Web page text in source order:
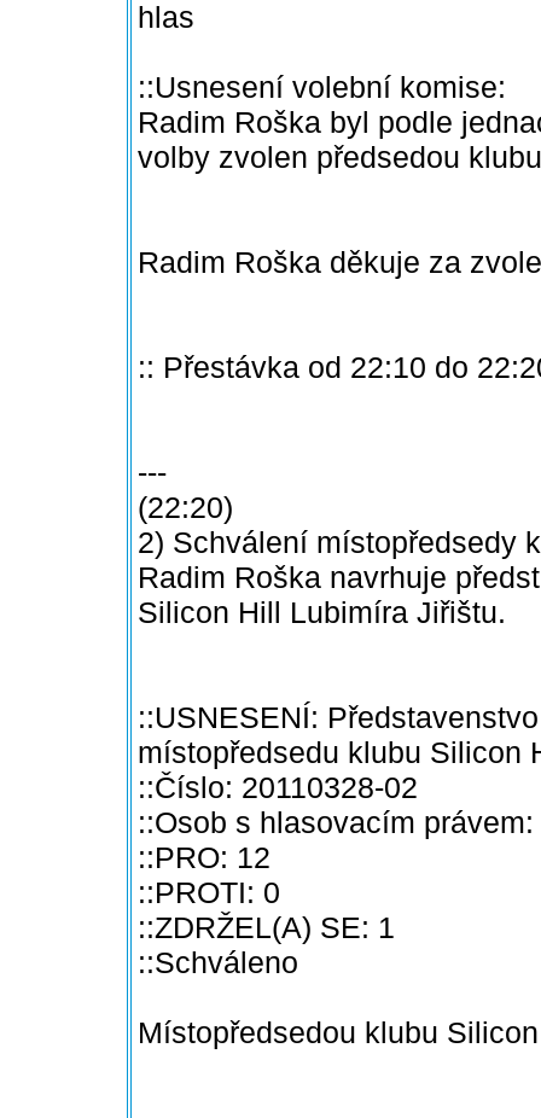
hlas
::Usnesení volební komise:
Radim Roška byl podle
volby zvolen předsedou
Radim Roška děkuje za
:: Přestávka od 22:10 do
---
(22:20)
2) Schválení místopředsedy
Radim Roška navrhuje
Silicon Hill Lubimíra Jiřištu.
::USNESENÍ:
místopředsedu klubu Silicon
::Číslo: 20110328-02
::Osob s hlasovacím právem:
::PRO: 12
::PROTI: 0
::ZDRŽEL(A) SE: 1
::Schváleno
Místopředsedou klubu